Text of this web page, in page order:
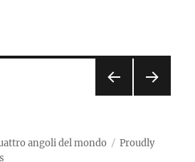
CED CESS
angoli del mondo
Proudly